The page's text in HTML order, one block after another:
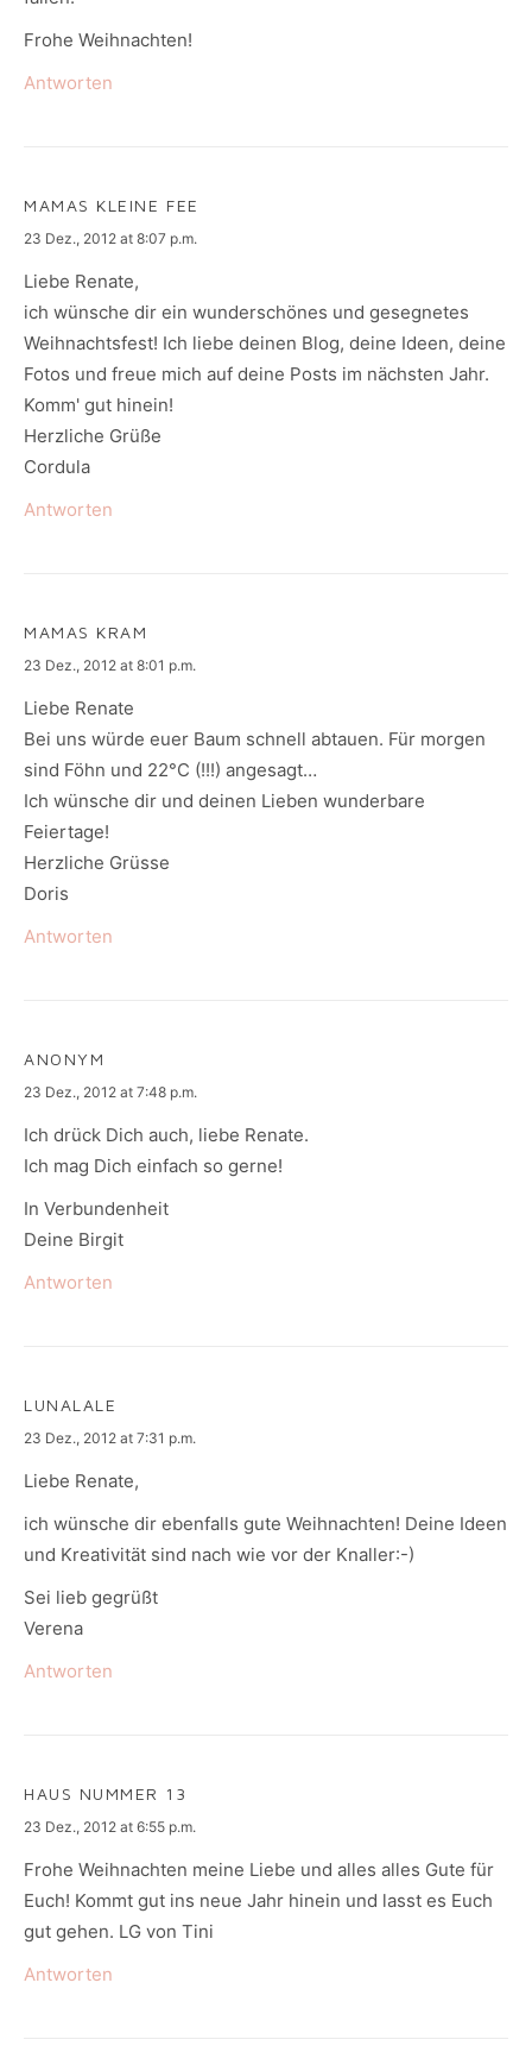
Frohe Weihnachten!
Antworten
MAMAS KLEINE FEE
says:
23 Dez., 2012 at 8:07 p.m.
Liebe Renate,
ich wünsche dir ein wunderschönes und gesegnetes
Weihnachtsfest! Ich liebe deinen Blog, deine Ideen, deine
Fotos und freue mich auf deine Posts im nächsten Jahr.
Komm' gut hinein!
Herzliche Grüße
Cordula
Antworten
MAMAS KRAM
says:
23 Dez., 2012 at 8:01 p.m.
Liebe Renate
Bei uns würde euer Baum schnell abtauen. Für morgen
sind Föhn und 22°C (!!!) angesagt…
Ich wünsche dir und deinen Lieben wunderbare
Feiertage!
Herzliche Grüsse
Doris
Antworten
ANONYM
says:
23 Dez., 2012 at 7:48 p.m.
Ich drück Dich auch, liebe Renate.
Ich mag Dich einfach so gerne!
In Verbundenheit
Deine Birgit
Antworten
LUNALALE
says:
23 Dez., 2012 at 7:31 p.m.
Liebe Renate,
ich wünsche dir ebenfalls gute Weihnachten! Deine Ideen
und Kreativität sind nach wie vor der Knaller:-)
Sei lieb gegrüßt
Verena
Antworten
HAUS NUMMER 13
says:
23 Dez., 2012 at 6:55 p.m.
Frohe Weihnachten meine Liebe und alles alles Gute für
Euch! Kommt gut ins neue Jahr hinein und lasst es Euch
gut gehen. LG von Tini
Antworten